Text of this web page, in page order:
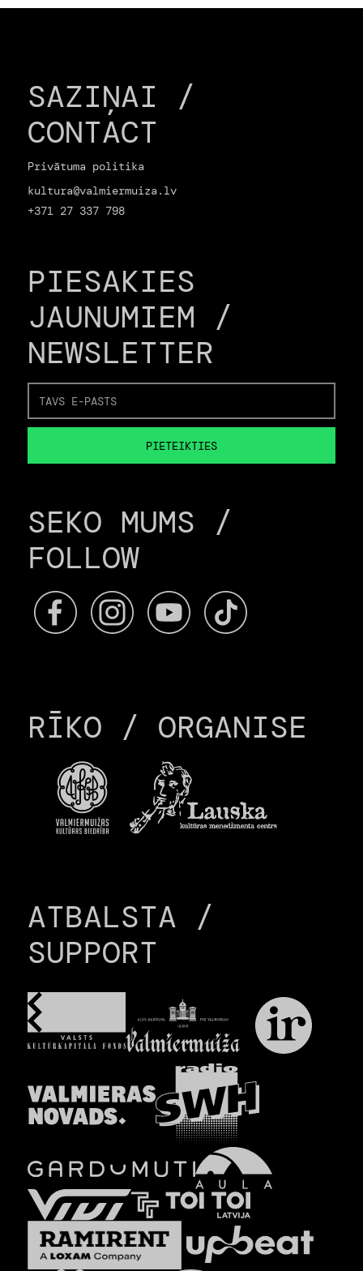
SAZIŅAI /
CONTACT
Privātuma politika
kultura@valmiermuiza.lv
+371 27 337 798
PIESAKIES
JAUNUMIEM /
NEWSLETTER
SEKO MUMS /
FOLLOW
RĪKO / ORGANISE
ATBALSTA /
SUPPORT